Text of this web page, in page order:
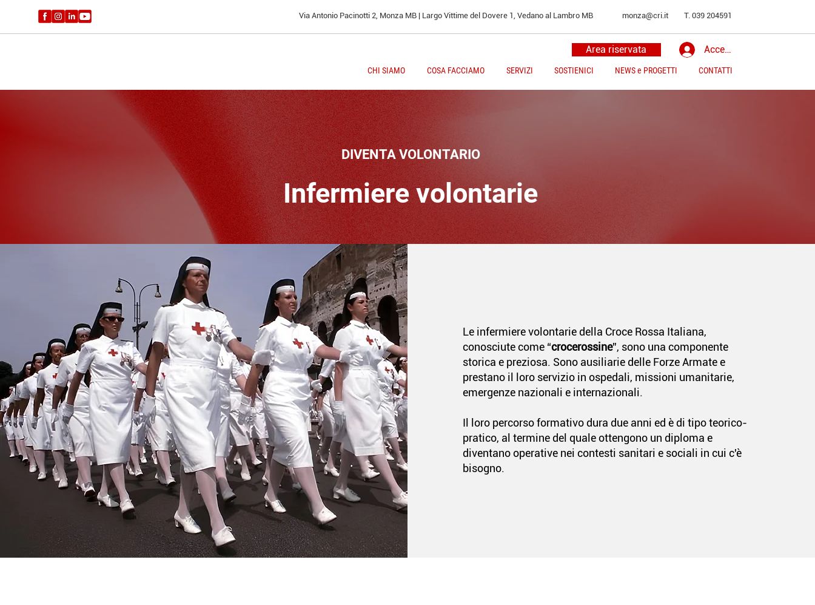
Via Antonio Pacinotti 2, Monza MB | Largo Vittime del Dovere 1, Vedano al Lambro MB monza@cri.it T. 039 204591
Area riservata Accedi
CHI SIAMO COSA FACCIAMO SERVIZI SOSTIENICI NEWS e PROGETTI CONTATTI
DIVENTA VOLONTARIO
Infermiere volontarie
Le infermiere volontarie della Croce Rossa Italiana,
conosciute come “crocerossine”, sono una componente
storica e preziosa. Sono ausiliarie delle Forze Armate e
prestano il loro servizio in ospedali, missioni umanitarie,
emergenze nazionali e internazionali.
Il loro percorso formativo dura due anni ed è di tipo teorico-
pratico, al termine del quale ottengono un diploma e
diventano operative nei contesti sanitari e sociali in cui c'è
bisogno.